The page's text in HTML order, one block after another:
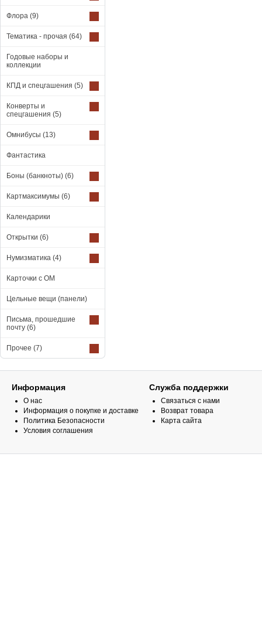
Флора (9)
Тематика - прочая (64)
Годовые наборы и
коллекции
КПД и спецгашения (5)
Конверты и
спецгашения (5)
Омнибусы (13)
Фантастика
Боны (банкноты) (6)
Картмаксимумы (6)
Календарики
Открытки (6)
Нумизматика (4)
Карточки с ОМ
Цельные вещи (панели)
Письма, прошедшие
почту (6)
Прочее (7)
Информация
О нас
Информация о покупке и доставке
Политика Безопасности
Условия соглашения
Служба поддержки
Связаться с нами
Возврат товара
Карта сайта